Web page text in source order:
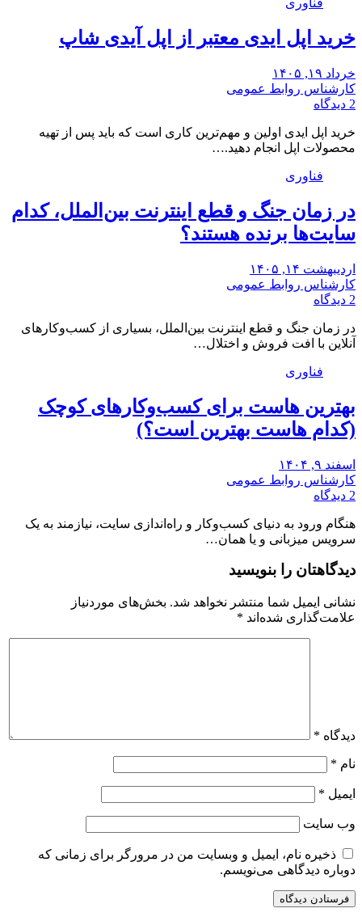
فناوری
خرید اپل ایدی معتبر از اپل آیدی شاپ
خرداد ۱۹, ۱۴۰۵
کارشناس روابط عمومی
2 دیدگاه
خرید اپل ایدی اولین و مهم‌ترین کاری است که باید پس از تهیه
محصولات اپل انجام دهید.…
فناوری
در زمان جنگ و قطع اینترنت بین‌الملل، کدام
سایت‌ها برنده هستند؟
اردیبهشت ۱۴, ۱۴۰۵
کارشناس روابط عمومی
2 دیدگاه
در زمان جنگ و قطع اینترنت بین‌الملل، بسیاری از کسب‌وکارهای
آنلاین با افت فروش و اختلال…
فناوری
بهترین هاست برای کسب‌وکارهای کوچک
(کدام هاست بهترین است؟)
اسفند ۹, ۱۴۰۴
کارشناس روابط عمومی
2 دیدگاه
هنگام ورود به دنیای کسب‌وکار و راه‌اندازی سایت، نیازمند به یک
سرویس میزبانی و یا همان…
دیدگاهتان را بنویسید
نشانی ایمیل شما منتشر نخواهد شد. بخش‌های موردنیاز
علامت‌گذاری شده‌اند *
دیدگاه *
نام *
ایمیل *
وب‌ سایت
ذخیره نام، ایمیل و وبسایت من در مرورگر برای زمانی که
دوباره دیدگاهی می‌نویسم.